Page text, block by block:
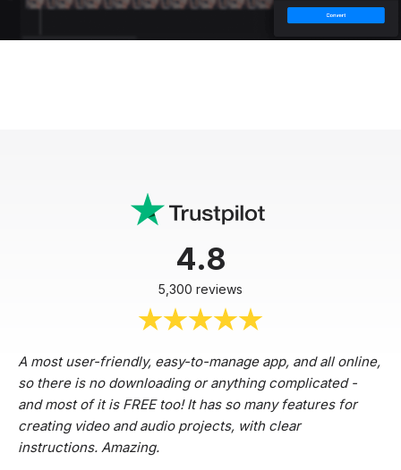
4.8
5,300 reviews
A most user-friendly, easy-to-manage app, and all online,
so there is no downloading or anything complicated -
and most of it is FREE too! It has so many features for
creating video and audio projects, with clear
instructions. Amazing.